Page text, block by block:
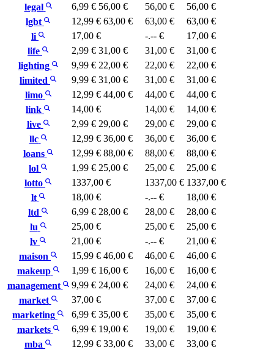
legal
6,99 € 56,00 € 56,00 €
56,00 €
lgbt
12,99 € 63,00 € 63,00 €
63,00 €
li
17,00 € -.-- €
17,00 €
life
2,99 € 31,00 € 31,00 €
31,00 €
lighting
9,99 € 22,00 € 22,00 €
22,00 €
limited
9,99 € 31,00 € 31,00 €
31,00 €
limo
12,99 € 44,00 € 44,00 €
44,00 €
link
14,00 € 14,00 €
14,00 €
live
2,99 € 29,00 € 29,00 €
29,00 €
llc
12,99 € 36,00 € 36,00 €
36,00 €
loans
12,99 € 88,00 € 88,00 €
88,00 €
lol
1,99 € 25,00 € 25,00 €
25,00 €
lotto
1337,00 € 1337,00 € 1337,00 €
lt
18,00 € -.-- €
18,00 €
ltd
6,99 € 28,00 € 28,00 €
28,00 €
lu
25,00 € 25,00 €
25,00 €
lv
21,00 € -.-- €
21,00 €
maison
15,99 € 46,00 € 46,00 €
46,00 €
makeup
1,99 € 16,00 € 16,00 €
16,00 €
management
9,99 € 24,00 € 24,00 €
24,00 €
market
37,00 € 37,00 €
37,00 €
marketing
6,99 € 35,00 € 35,00 €
35,00 €
markets
6,99 € 19,00 € 19,00 €
19,00 €
mba
12,99 € 33,00 € 33,00 €
33,00 €